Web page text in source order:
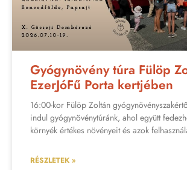
Gyógynövény túra Fülöp
EzerJóFű Porta kertjében
16:00-kor Fülöp Zoltán
indul gyógynövénytúránk, ahol együtt
környék értékes növényeit és azok
RÉSZLETEK »